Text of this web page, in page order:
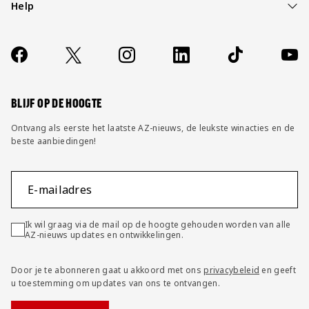
Help
Contact
FAQ
Socials
https://www.facebook.com/AZAlkmaar
X Instagram LinkedIn TikTok
BLIJF OP DE HOOGTE
Ontvang als eerste het laatste AZ-nieuws, de leukste winacties en de
beste aanbiedingen!
E-mailadres
Ik wil graag via de mail op de hoogte gehouden worden van alle
AZ-nieuws updates en ontwikkelingen.
Door je te abonneren gaat u akkoord met onsprivacybeleid en geeft
u toestemming om updates van ons te ontvangen.